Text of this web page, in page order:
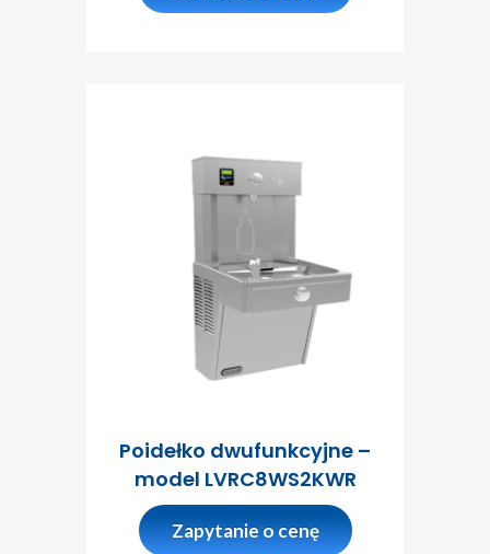
Poidełko dwufunkcyjne –
model LVRC8WS2KWR
Zapytanie o cenę